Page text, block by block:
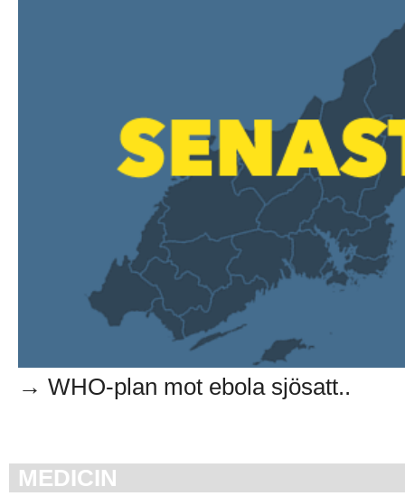
→ WHO-plan mot ebola sjösatt..
MEDICIN